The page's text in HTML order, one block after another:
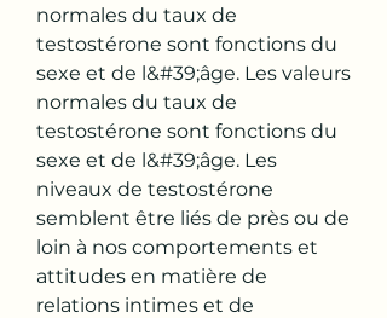
normales du taux de
testostérone sont fonctions du
sexe et de l&#39;âge. Les valeurs
normales du taux de
testostérone sont fonctions du
sexe et de l&#39;âge. Les
niveaux de testostérone
semblent être liés de près ou de
loin à nos comportements et
attitudes en matière de
relations intimes et de